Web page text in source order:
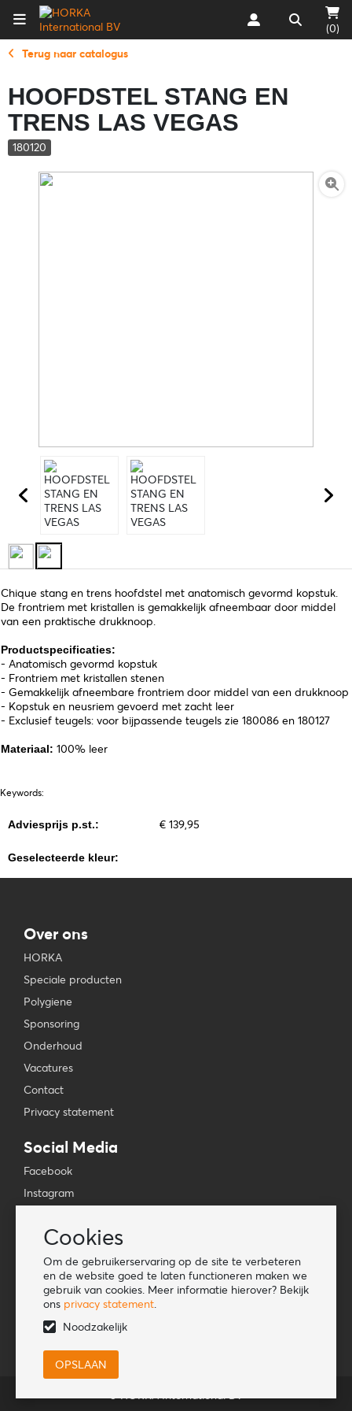
Cookies
Om de gebruikerservaring op de site te verbeteren
en de website goed te laten functioneren maken we
gebruik van cookies. Meer informatie hierover? Bekijk
ons privacy statement.
Noodzakelijk
(0)
Terug naar catalogus
HOOFDSTEL STANG EN
TRENS LAS VEGAS
180120
Chique stang en trens hoofdstel met anatomisch gevormd kopstuk.
De frontriem met kristallen is gemakkelijk afneembaar door middel
van een praktische drukknoop.
Productspecificaties:
- Anatomisch gevormd kopstuk
- Frontriem met kristallen stenen
- Gemakkelijk afneembare frontriem door middel van een drukknoop
- Kopstuk en neusriem gevoerd met zacht leer
- Exclusief teugels: voor bijpassende teugels zie 180086 en 180127
Materiaal: 100% leer
Keywords:
Adviesprijs p.st.: € 139,95
Geselecteerde kleur:
Over ons
HORKA
Speciale producten
Polygiene
Sponsoring
Onderhoud
Vacatures
Contact
Privacy statement
Social Media
Facebook
Instagram
TikTok
Tools
Lookbook
Nieuwe klant
© HORKA International BV